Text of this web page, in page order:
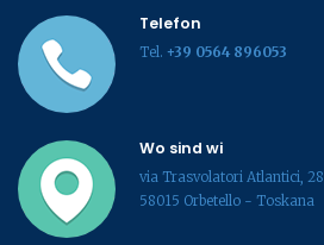
Telefon
Tel. +39 0564 896053
Wo sind wi
via Trasvolatori Atlantici, 28
58015 Orbetello - Toskana